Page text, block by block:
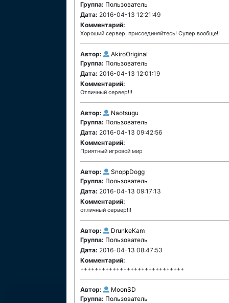
Группа: Пользователь
Дата: 2016-04-13 12:21:49
Комментарий:
Хороший сервер, присоединяйтесь! Супер вообще!!
Автор:
AkiroOriginal
Группа: Пользователь
Дата: 2016-04-13 12:01:19
Комментарий:
Отличный сервер!!!
Автор:
Naotsugu
Группа: Пользователь
Дата: 2016-04-13 09:42:56
Комментарий:
Приятный игровой мир
Автор:
SnoppDogg
Группа: Пользователь
Дата: 2016-04-13 09:17:13
Комментарий:
отличный сервер!!!
Автор:
DrunkeKam
Группа: Пользователь
Дата: 2016-04-13 08:47:53
Комментарий:
+++++++++++++++++++++++++++++
Автор:
MoonSD
Группа: Пользователь